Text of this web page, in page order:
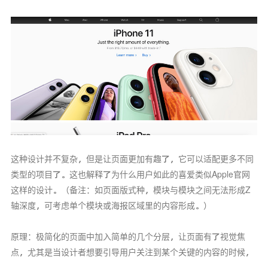
这种设计并不复杂，但是让页面更加有趣了，它可以适配更多不同
类型的项目了。这也解释了为什么用户如此的喜爱类似Apple官网
这样的设计。（备注：如页面版式种，模块与模块之间无法形成Z
轴深度，可考虑单个模块或海报区域里的内容形成。）
原理：极简化的页面中加入简单的几个分层，让页面有了视觉焦
点，尤其是当设计者想要引导用户关注到某个关键的内容的时候，